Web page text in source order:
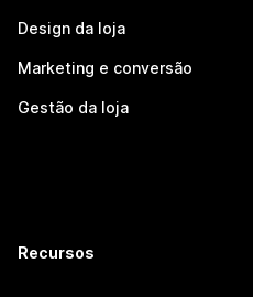
Design da loja
Marketing e conversão
Gestão da loja
Recursos